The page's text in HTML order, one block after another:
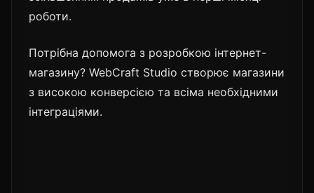
роботи.
Потрібна допомога з розробкою інтернет-
магазину? WebCraft Studio створює магазини
з високою конверсією та всіма необхідними
інтеграціями.